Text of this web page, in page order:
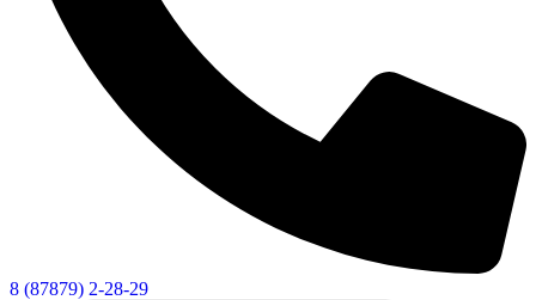
Новости Документы
Контакты
Газета "Минги Тау"
Виртуальная
Культурный
8 (87879) 2-28-29